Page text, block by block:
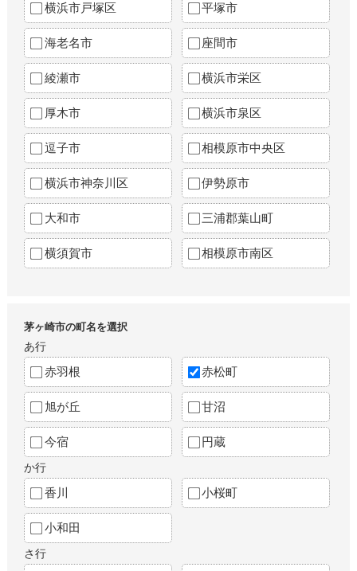
横浜市戸塚区 平塚市
海老名市 座間市
綾瀬市 横浜市栄区
厚木市 横浜市泉区
逗子市 相模原市中央区
横浜市神奈川区 伊勢原市
大和市 三浦郡葉山町
横須賀市 相模原市南区
茅ヶ崎市の町名を選択
あ行
赤羽根 赤松町
旭が丘 甘沼
今宿 円蔵
か行
香川 小桜町
小和田
さ行